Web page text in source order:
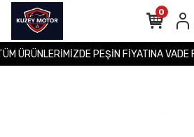
TÜM ÜRÜNLERİMİZDE PEŞİN FİYATINA
0